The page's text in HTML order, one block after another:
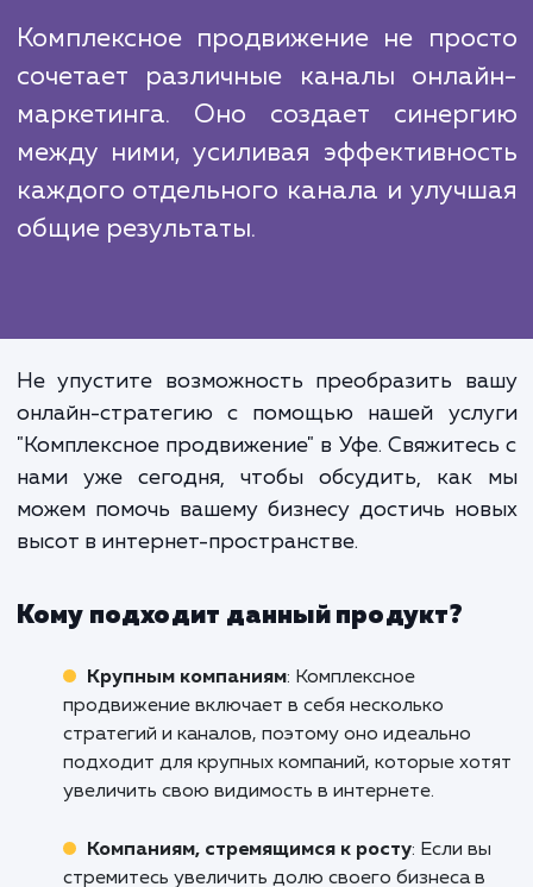
недооценить. Это не только
увеличению видимости и потока клиентов,
улучшает взаимодействие с ними. Вместе с
вы получаете полное
состоянии дел в области онлайн-
вашего бизнеса, что позволяет вам
Комплексное продвижение не
сочетает различные каналы
маркетинга. Оно создает
между ними, усиливая
общие результаты.
Не упустите возможность преобразить
"Комплексное продвижение" в Уфе.